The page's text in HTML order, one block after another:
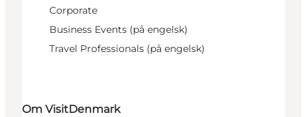
Corporate
Business Events (på engelsk)
Travel Professionals (på engelsk)
Om VisitDenmark